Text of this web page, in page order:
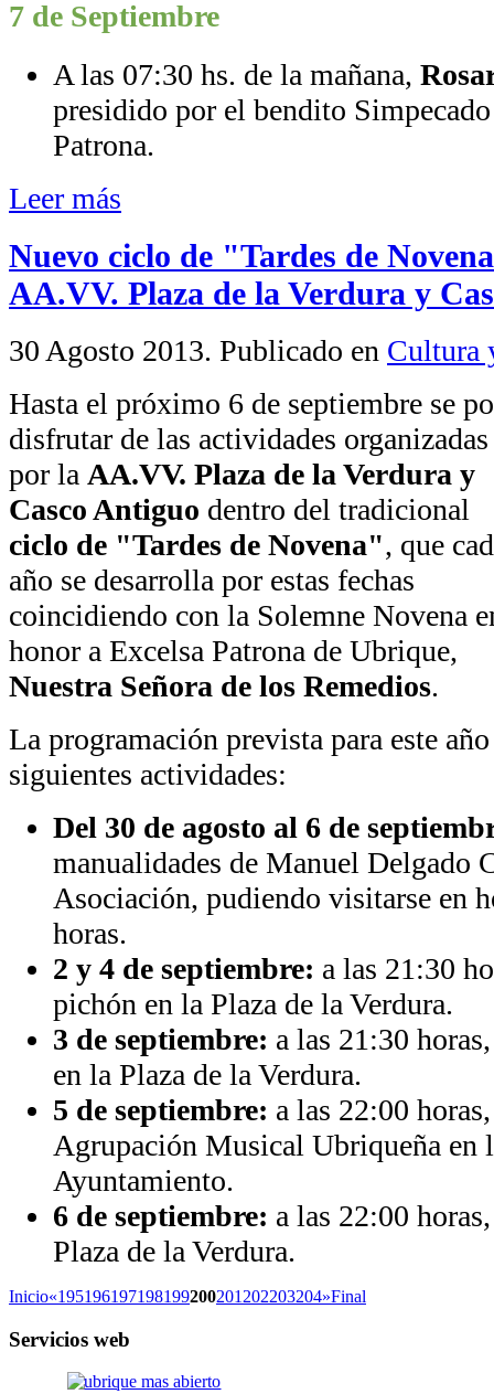
7 de Septiembre
A las 07:30 hs. de la mañana,
presidido por el bendito
Patrona.
Leer más
Nuevo ciclo de "Tardes de
AA.VV. Plaza de la Verdura y
30 Agosto 2013. Publicado en Cultura
Hasta el próximo 6 de septiembre se
disfrutar de las actividades organizadas
por la AA.VV. Plaza de la Verdura y
Casco Antiguo dentro del tradicional
ciclo de "Tardes de Novena", que
año se desarrolla por estas fechas
coincidiendo con la Solemne Novena
honor a Excelsa Patrona de Ubrique,
Nuestra Señora de los Remedios.
La programación prevista para este
siguientes actividades:
Del 30 de agosto al 6 de
manualidades de Manuel Delgado
Asociación, pudiendo visitarse en
horas.
2 y 4 de septiembre: a las 21:30
pichón en la Plaza de la Verdura.
3 de septiembre: a las 21:30
en la Plaza de la Verdura.
5 de septiembre: a las 22:00
Agrupación Musical Ubriqueña en
Ayuntamiento.
6 de septiembre: a las 22:00
Plaza de la Verdura.
Inicio«195196197198199200201 202203204»Final
Servicios web